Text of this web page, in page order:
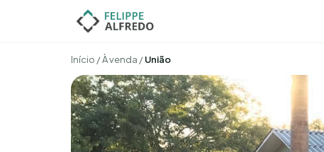
Início /À venda /União